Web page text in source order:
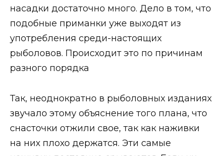
насадки достаточно много. Дело в том, что
подобные приманки уже выходят из
употребления среди-настоящих
рыболовов. Происходит это по причинам
разного порядка
Так, неоднократно в рыболовных изданиях
звучало этому объяснение того плана, что
снасточки отжили свое, так как наживки
на них плохо держатся. Эти самые